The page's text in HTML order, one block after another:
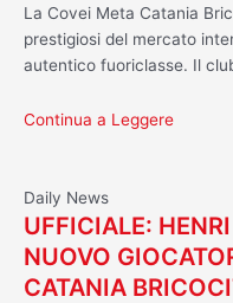
La Covei Meta Catania
prestigiosi del mercato
autentico fuoriclasse. Il
Continua a Leggere
Daily News
UFFICIALE:
NUOVO
CATANIA